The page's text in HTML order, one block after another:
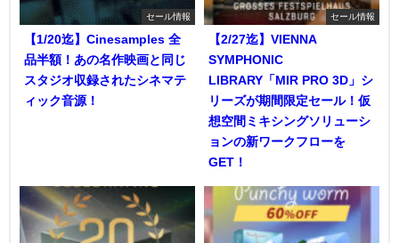
セール情報
【1/20迄】Cinesamples 全
品半額！あの名作映画と同じ
スタジオ収録されたシネマテ
ィック音源！
セール情報
【2/27迄】VIENNA
SYMPHONIC
LIBRARY「MIR PRO 3D」シ
リーズが期間限定セール！仮
想空間ミキシングソリューシ
ョンの新ワークフローを
GET！